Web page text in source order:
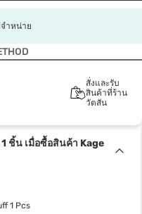
ำหน่าย
สั่งและรับ
สินค้าที่ร้าน
วัตสัน
ชิ้น เมื่อซื้อสินค้า Kage
1 Pcs